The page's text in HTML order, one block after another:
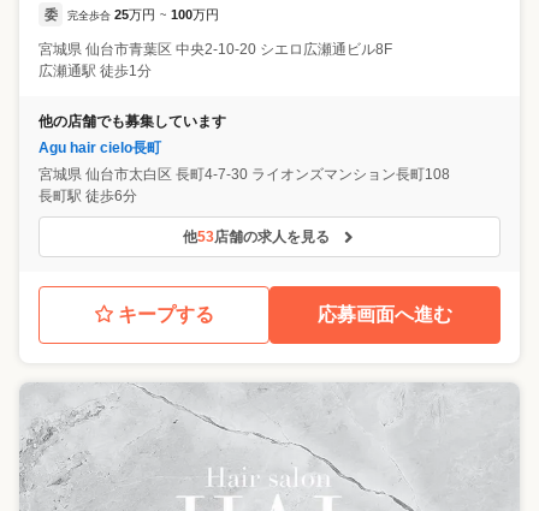
委 完全歩合 25万円 ~ 100万円
宮城県 仙台市青葉区 中央2-10-20 シエロ広瀬通ビル8F
広瀬通駅 徒歩1分
他の店舗でも募集しています
Agu hair cielo長町
宮城県 仙台市太白区 長町4-7-30 ライオンズマンション長町108
長町駅 徒歩6分
他53店舗の求人を見る
キープする 応募画面へ進む